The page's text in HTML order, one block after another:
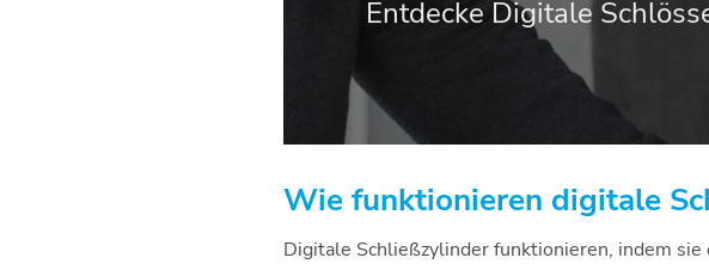
Entdecke Digitale
Wie funktionieren digitale
Digitale Schließzylinder funktionieren, indem